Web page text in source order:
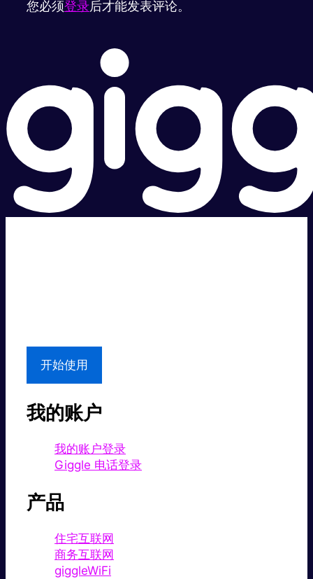
您必须登录后才能发表评论。
开始使用
我的账户
我的账户登录
Giggle 电话登录
产品
住宅互联网
商务互联网
giggleWiFi